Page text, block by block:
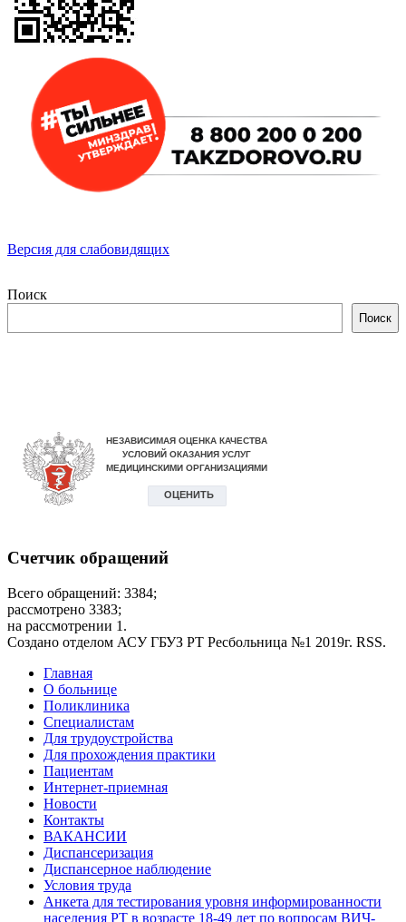
Версия для слабовидящих
Поиск
Поиск
Счетчик обращений
Всего обращений: 3384;
рассмотрено 3383;
на рассмотрении 1.
Создано отделом АСУ ГБУЗ РТ Ресбольница №1 2019г. RSS.
Дополнительное
меню
Главная
О больнице
Поликлиника
Специалистам
Для трудоустройства
Для прохождения практики
Пациентам
Интернет-приемная
Новости
Контакты
ВАКАНСИИ
Диспансеризация
Диспансерное наблюдение
Условия труда
Анкета для тестирования уровня информированности
населения РТ в возрасте 18-49 лет по вопросам ВИЧ-